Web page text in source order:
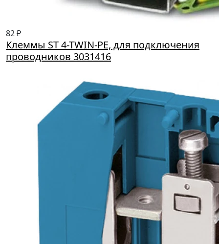
82 ₽
Клеммы ST 4-TWIN-PE, для подключения
проводников 3031416